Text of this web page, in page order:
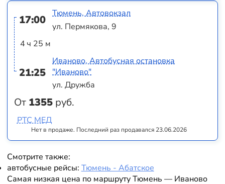
17:00
4 ч 25 м
21:25
От 1355 руб.
Тюмень, Автовокзал
ул. Пермякова, 9
Иваново, Автобусная остановка
"Иваново"
ул. Дружба
Нет в продаже. Последний раз продавался 23.06.2026
РТС МЕД
Смотрите также:
автобусные рейсы:Тюмень - Абатское
Самая низкая цена по маршруту Тюмень — Иваново